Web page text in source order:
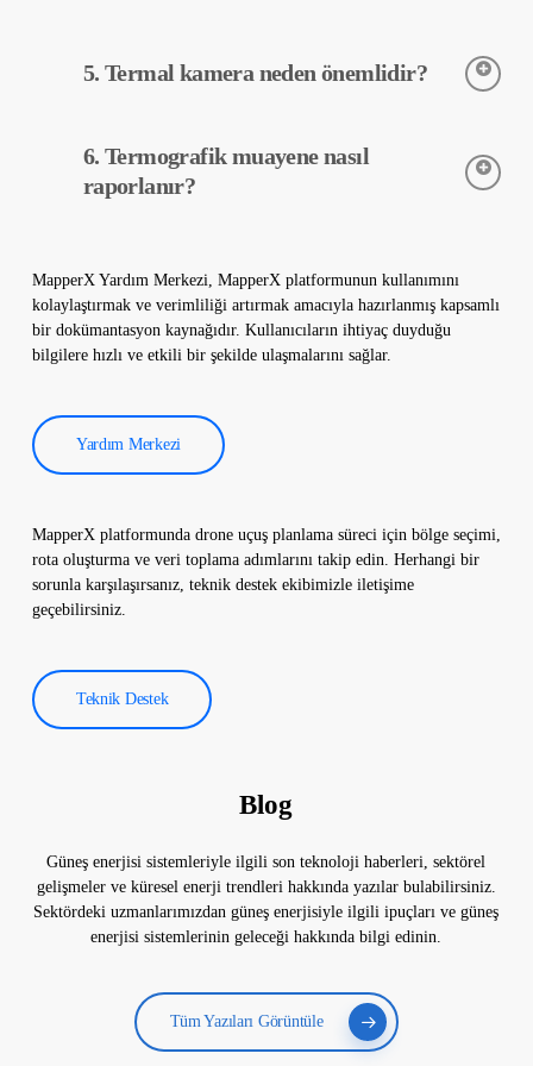
santralinizde herhangi bir fiziksel değişiklik yapmadan
yardımcı olur.
5. Termal kamera neden önemlidir?
sıcaklıklarını hassas bir şekilde tespit etmek için kullanılır. Bu
kameralar, arızaların erken teşhisi ve önleyici bakım yapılmasına
6. Termografik muayene nasıl
raporlanır?
santrallerinin verimliliğini artırmak ve işletme maliyetlerini
düşürmek için kullanılır.
MapperX Yardım Merkezi, MapperX platformunun kullanımını
kolaylaştırmak ve verimliliği artırmak amacıyla hazırlanmış kapsamlı
bir dokümantasyon kaynağıdır. Kullanıcıların ihtiyaç duyduğu
bilgilere hızlı ve etkili bir şekilde ulaşmalarını sağlar.
Yardım Merkezi
MapperX platformunda drone uçuş planlama süreci için bölge seçimi,
rota oluşturma ve veri toplama adımlarını takip edin. Herhangi bir
sorunla karşılaşırsanız, teknik destek ekibimizle iletişime
geçebilirsiniz.
Teknik Destek
Blog
Güneş enerjisi sistemleriyle ilgili son teknoloji haberleri, sektörel
gelişmeler ve küresel enerji trendleri hakkında yazılar bulabilirsiniz.
Sektördeki uzmanlarımızdan güneş enerjisiyle ilgili ipuçları ve güneş
enerjisi sistemlerinin geleceği hakkında bilgi edinin.
Tüm Yazıları Görüntüle